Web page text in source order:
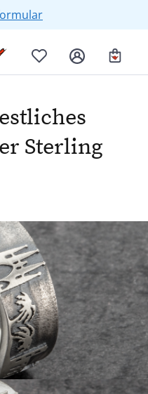
Sterling